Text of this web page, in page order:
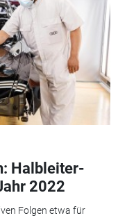
Halbleiter-
2022
Folgen etwa für